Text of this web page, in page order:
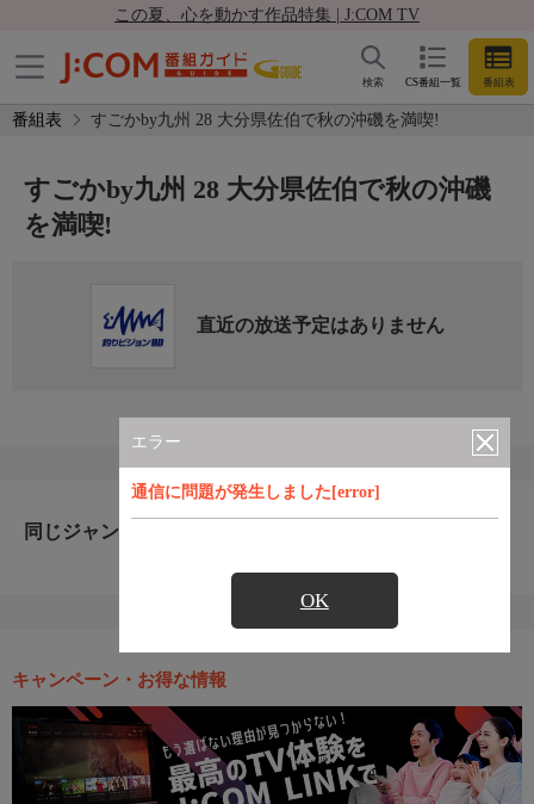
この夏、心を動かす作品特集 | J:COM TV
CS番組一覧 番組表
検索
番組表 すごかby九州 28 大分県佐伯で秋の沖磯を満喫!
エラー
通信に問題が発生しました[error]
OK
すごかby九州 28 大分県佐伯で秋の沖磯
を満喫!
直近の放送予定はありません
同じジャンルのおすすめ番組
キャンペーン・お得な情報